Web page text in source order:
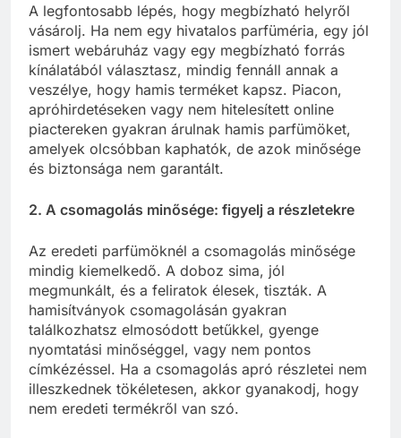
A legfontosabb lépés, hogy megbízható helyről
vásárolj. Ha nem egy hivatalos parfüméria, egy jól
ismert webáruház vagy egy megbízható forrás
kínálatából választasz, mindig fennáll annak a
veszélye, hogy hamis terméket kapsz. Piacon,
apróhirdetéseken vagy nem hitelesített online
piactereken gyakran árulnak hamis parfümöket,
amelyek olcsóbban kaphatók, de azok minősége
és biztonsága nem garantált.
2. A csomagolás minősége: figyelj a részletekre
Az eredeti parfümöknél a csomagolás minősége
mindig kiemelkedő. A doboz sima, jól
megmunkált, és a feliratok élesek, tiszták. A
hamisítványok csomagolásán gyakran
találkozhatsz elmosódott betűkkel, gyenge
nyomtatási minőséggel, vagy nem pontos
címkézéssel. Ha a csomagolás apró részletei nem
illeszkednek tökéletesen, akkor gyanakodj, hogy
nem eredeti termékről van szó.